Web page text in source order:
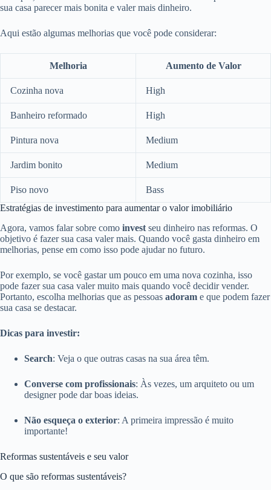
sua casa parecer mais bonita e valer mais dinheiro.
Aqui estão algumas melhorias que você pode considerar:
Melhoria Aumento de Valor
Cozinha nova High
Banheiro reformado High
Pintura nova Medium
Jardim bonito Medium
Piso novo
Bass
Estratégias de investimento para aumentar o valor imobiliário
Agora, vamos falar sobre como invest seu dinheiro nas reformas. O
objetivo é fazer sua casa valer mais. Quando você gasta dinheiro em
melhorias, pense em como isso pode ajudar no futuro.
Por exemplo, se você gastar um pouco em uma nova cozinha, isso
pode fazer sua casa valer muito mais quando você decidir vender.
Portanto, escolha melhorias que as pessoas adoram e que podem fazer
sua casa se destacar.
Dicas para investir:
Search: Veja o que outras casas na sua área têm.
Converse com profissionais: Às vezes, um arquiteto ou um
designer pode dar boas ideias.
Não esqueça o exterior: A primeira impressão é muito
importante!
Reformas sustentáveis e seu valor
O que são reformas sustentáveis?